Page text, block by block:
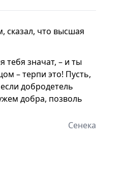
сказал, что высшая
тебя значат, – и ты
– терпи это! Пусть,
добродетель
добра, позволь
Сенека